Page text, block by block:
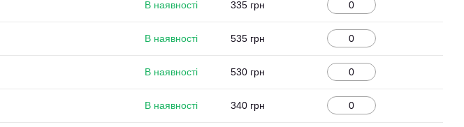
В наявності 335 грн
В наявності 535 грн
В наявності 530 грн
В наявності 340 грн